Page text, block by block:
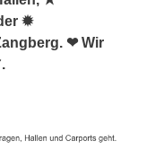
✹
❤ Wir